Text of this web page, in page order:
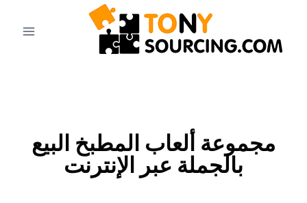
مجموعة ألعاب المطبخ البيع
بالجملة عبر الإنترنت